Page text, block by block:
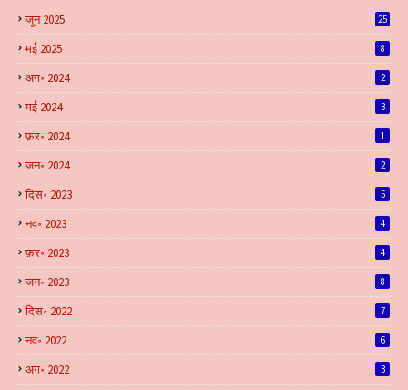
जून 2025 25
मई 2025 8
अग॰ 2024 2
मई 2024 3
फ़र॰ 2024 1
जन॰ 2024 2
दिस॰ 2023 5
नव॰ 2023 4
फ़र॰ 2023 4
जन॰ 2023 8
दिस॰ 2022 7
नव॰ 2022 6
अग॰ 2022 3